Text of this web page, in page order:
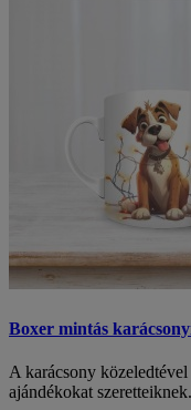
Boxer mintás
A karácsony
ajándékokat